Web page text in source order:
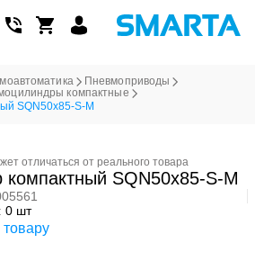
Пневмоприводы
компактные
SQN50x85-S-M
отличаться от реального товара
компактный SQN50x85-S-M
0 шт
товару